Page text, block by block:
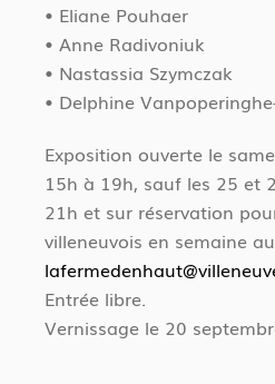
• Eliane Pouhaer
• Anne Radivoniuk
• Nastassia Szymczak
• Delphine
Exposition ouverte le
15h à 19h, sauf les 25 et
21h et sur réservation
villeneuvois en semaine
Entrée libre.
Vernissage le 20